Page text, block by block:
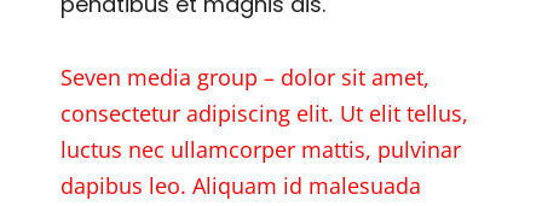
Seven media group – dolor sit amet,
consectetur adipiscing elit. Ut elit tellus,
luctus nec ullamcorper mattis, pulvinar
dapibus leo. Aliquam id malesuada